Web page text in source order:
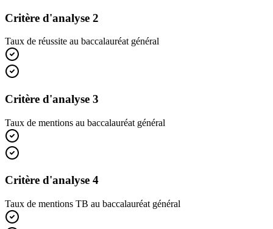
Critère d'analyse 2
Taux de réussite au baccalauréat général
Critère d'analyse 3
Taux de mentions au baccalauréat général
Critère d'analyse 4
Taux de mentions TB au baccalauréat général